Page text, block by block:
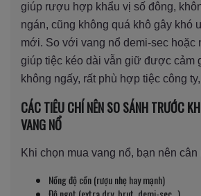
giúp rượu hợp khẩu vị số đông,
ngán, cũng không quá khô gây khó
mới. So với vang nổ demi-sec hoặc
giúp tiệc kéo dài vẫn giữ được cảm
không ngấy, rất phù hợp tiệc công
CÁC TIÊU CHÍ NÊN SO SÁNH TRƯỚC
VANG NỔ
Khi chọn mua vang nổ, bạn nên
Nồng độ cồn (rượu nhẹ hay mạnh)